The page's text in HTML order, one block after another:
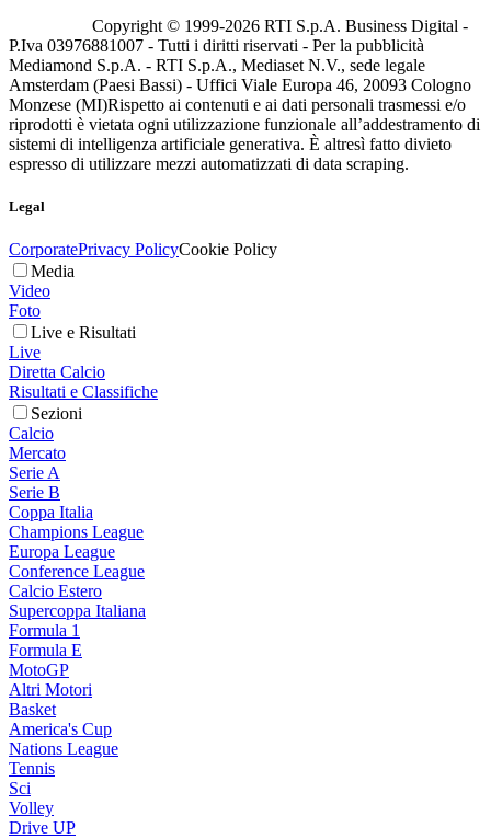
Copyright © 1999-2026 RTI S.p.A. Business Digital -
P.Iva 03976881007 - Tutti i diritti riservati - Per la pubblicità
Mediamond S.p.A. - RTI S.p.A., Mediaset N.V., sede legale
Amsterdam (Paesi Bassi) - Uffici Viale Europa 46, 20093 Cologno
Monzese (MI)Rispetto ai contenuti e ai dati personali trasmessi e/o
riprodotti è vietata ogni utilizzazione funzionale all’addestramento di
sistemi di intelligenza artificiale generativa. È altresì fatto divieto
espresso di utilizzare mezzi automatizzati di data scraping.
Legal
CorporatePrivacy PolicyCookie Policy
Media
Video
Foto
Live e Risultati
Live
Diretta Calcio
Risultati e Classifiche
Sezioni
Calcio
Mercato
Serie A
Serie B
Coppa Italia
Champions League
Europa League
Conference League
Calcio Estero
Supercoppa Italiana
Formula 1
Formula E
MotoGP
Altri Motori
Basket
America's Cup
Nations League
Tennis
Sci
Volley
Drive UP